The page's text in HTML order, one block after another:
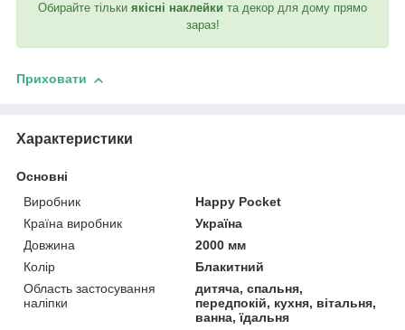
Обирайте тільки якісні наклейки та декор для дому прямо
зараз!
Приховати
Характеристики
Основні
Виробник
Happy Pocket
Країна виробник
Україна
Довжина
2000 мм
Колір
Блакитний
Область застосування
наліпки
дитяча, спальня,
передпокій, кухня, вітальня,
ванна, їдальня